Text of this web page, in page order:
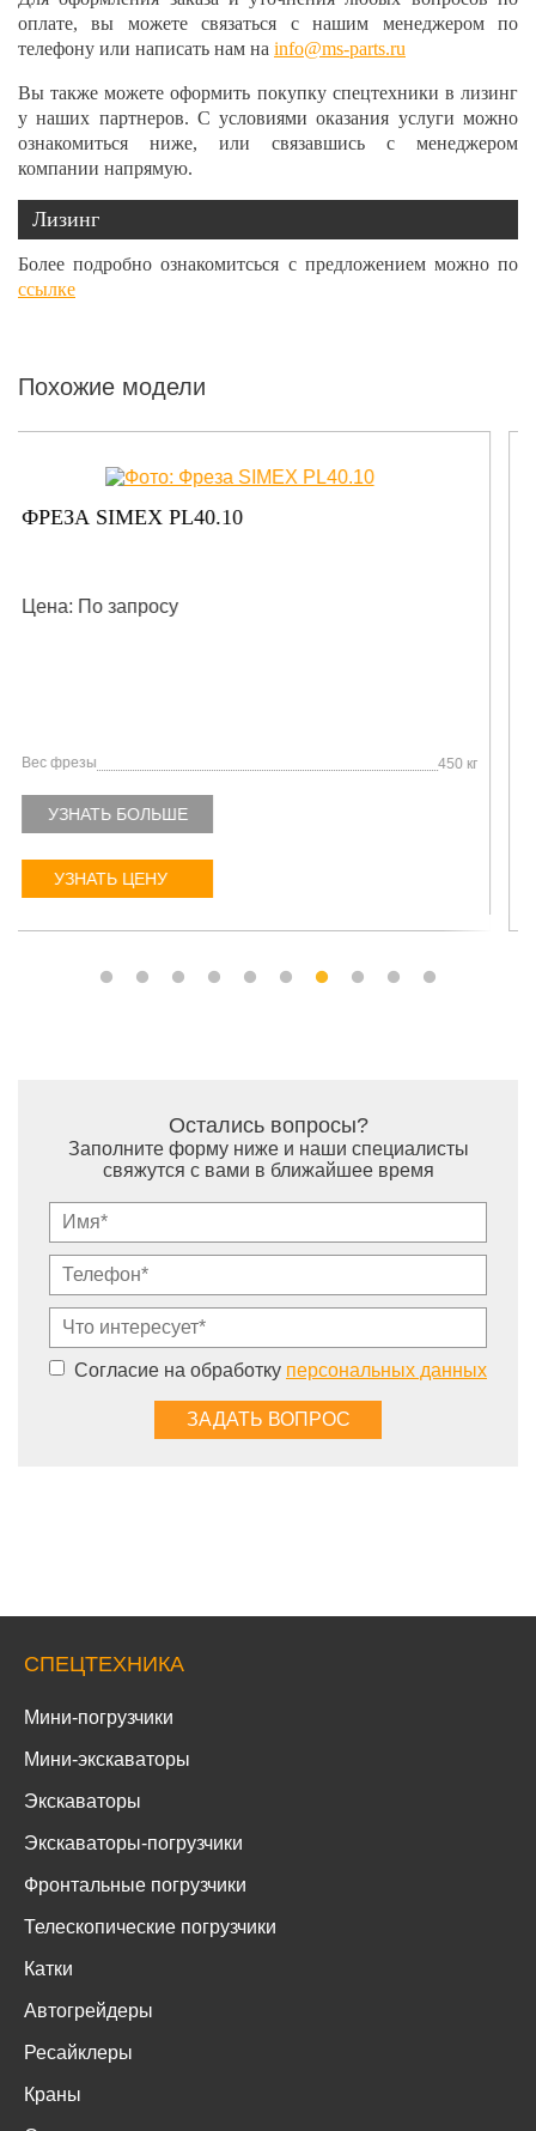
оплате, вы можете связаться с нашим менеджером по
телефону или написать нам на info@ms-parts.ru
Вы также можете оформить покупку спецтехники в лизинг
у наших партнеров. С условиями оказания услуги можно
ознакомиться ниже, или связавшись с менеджером
компании напрямую.
Лизинг
Более подробно ознакомитсься с предложением можно по
ссылке
Похожие модели
ФРЕЗА SIMEX T600
Цена: По запросу
Поток гидравлики, л/мин
90-160
УЗНАТЬ БОЛЬШЕ
УЗНАТЬ ЦЕНУ
Остались вопросы?
Заполните форму ниже и наши специалисты
свяжутся с вами в ближайшее время
Согласие на обработку персональных данных
СПЕЦТЕХНИКА
Мини-погрузчики
Мини-экскаваторы
Экскаваторы
Экскаваторы-погрузчики
Фронтальные погрузчики
Телескопические погрузчики
Катки
Автогрейдеры
Ресайклеры
Краны